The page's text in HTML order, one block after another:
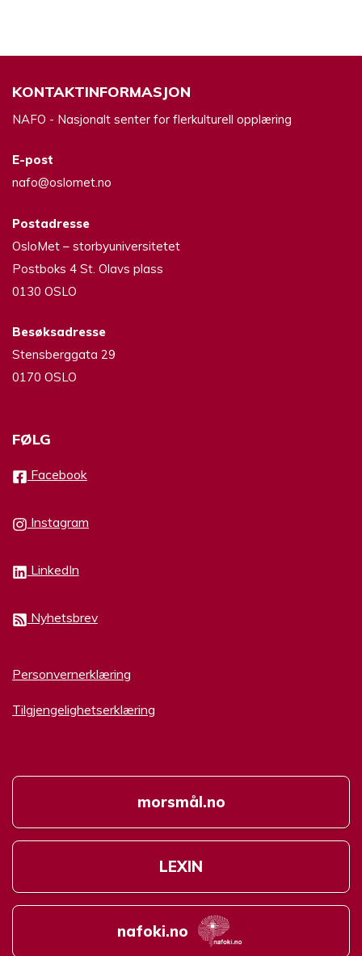
KONTAKTINFORMASJON
NAFO - Nasjonalt senter for flerkulturell opplæring
E-post
nafo@oslomet.no
Postadresse
OsloMet – storbyuniversitetet
Postboks 4 St. Olavs plass
0130 OSLO
Besøksadresse
Stensberggata 29
0170 OSLO
FØLG
Facebook
Instagram
LinkedIn
Nyhetsbrev
Personvernerklæring
Tilgjengelighetserklæring
morsmål.no
LEXIN
nafoki.no